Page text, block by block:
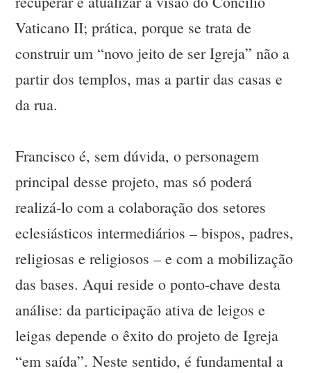
Vaticano II; prática, porque se trata de
construir um “novo jeito de ser Igreja” não a
partir dos templos, mas a partir das casas e
da rua.
Francisco é, sem dúvida, o personagem
principal desse projeto, mas só poderá
realizá-lo com a colaboração dos setores
eclesiásticos intermediários – bispos, padres,
religiosas e religiosos – e com a mobilização
das bases. Aqui reside o ponto-chave desta
análise: da participação ativa de leigos e
leigas depende o êxito do projeto de Igreja
“em saída”. Neste sentido, é fundamental a